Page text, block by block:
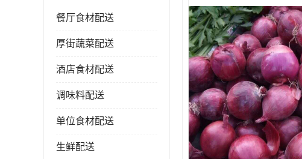
餐厅食材配送
厚街蔬菜配送
酒店食材配送
调味料配送
单位食材配送
生鲜配送